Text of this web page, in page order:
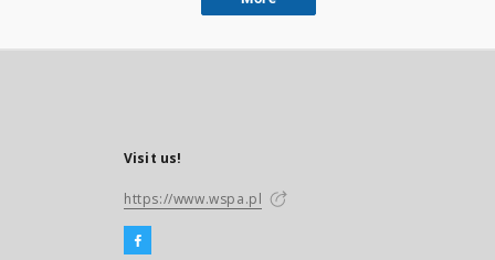
Visit us!
https://www.wspa.pl